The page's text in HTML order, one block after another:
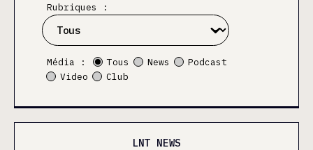
Rubriques :
Média : Tous News
Podcast
Video
Club
LNT NEWS